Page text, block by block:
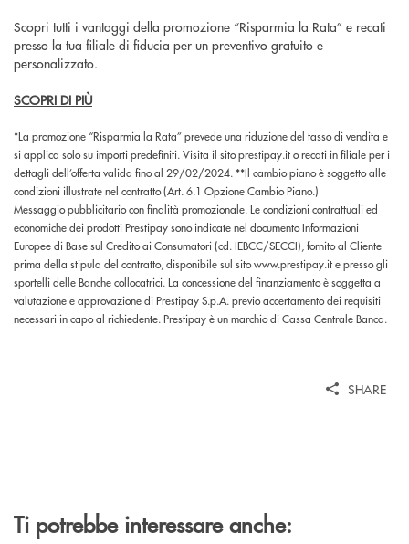
Scopri tutti i vantaggi della promozione “Risparmia la Rata” e recati
presso la tua filiale di fiducia per un preventivo gratuito e
personalizzato.
SCOPRI DI PIÙ
*La promozione “Risparmia la Rata” prevede una riduzione del tasso di vendita e
si applica solo su importi predefiniti. Visita il sito prestipay.it o recati in filiale per i
dettagli dell’offerta valida fino al 29/02/2024. **Il cambio piano è soggetto alle
condizioni illustrate nel contratto (Art. 6.1 Opzione Cambio Piano.)
Messaggio pubblicitario con finalità promozionale. Le condizioni contrattuali ed
economiche dei prodotti Prestipay sono indicate nel documento Informazioni
Europee di Base sul Credito ai Consumatori (cd. IEBCC/SECCI), fornito al Cliente
prima della stipula del contratto, disponibile sul sito www.prestipay.it e presso gli
sportelli delle Banche collocatrici. La concessione del finanziamento è soggetta a
valutazione e approvazione di Prestipay S.p.A. previo accertamento dei requisiti
necessari in capo al richiedente. Prestipay è un marchio di Cassa Centrale Banca.
SHARE
Ti potrebbe interessare anche: